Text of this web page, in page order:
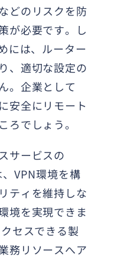
どのリスクを防
が必要です。し
には、ルーター
、適切な設定の
。企業として
安全にリモート
ろでしょう。
サービスの
、VPN環境を構
ティを維持しな
境を実現できま
セスできる製
務リソースへア